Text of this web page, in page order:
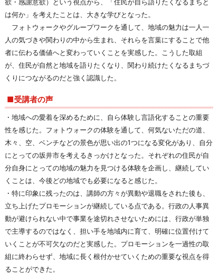
欲・感謝意欲）という視点から、「住民が自ら語りたくなるまちと
は何か」を考えたことは、大きな学びとなった。
フォトウォークやグループワークを通して、地域の魅力は一人一
人の気づきや関わりの中から生まれ、それらを言葉にすることで他
者に伝わる価値へと変わっていくことを実感した。こうした取組
が、住民が自然と地域を語りたくなり、関わり続けたくなるまちづ
くりにつながるのだと強く認識した。
■受講者の声
・地域への愛着を深めるために、自ら体験し言語化することの重要
性を感じた。フォトウォークの体験を通して、何気ないただの道、
木々、空、ベンチなどの景色が思い出の1つになる変化があり、自分
にとっての坂井市を考えるきっかけとなった。それぞれの住民が自
分自身にとっての地域の魅力を見つける体験を企画し、継続してい
くことは、今後どの地域でも必要になると感じた。
・特に印象に残ったのは、講師の方々が異動や退職をされた後も、
立ち上げたプロモーションが継続している点である。行政の人事異
動が避けられない中で事業を途切れさせないためには、行政が単独
で主導するのではなく、担い手を地域内に育て、明確に位置付けて
いくことが不可欠なのだと実感した。プロモーションを一過性の取
組に終わらせず、地域に長く根付かせていくための重要な視点を得
ることができた。